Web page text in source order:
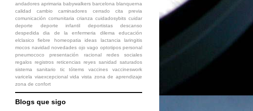
andadores aprimaria babywalkers barcelona blanquerna
calidad
cambio caminadores cerrado
cita previa
comunicación comunitaria crianza cuidadosybits cuidar
deporte
deporte infantil deportistas
descanso
despedida
dia de la enfermeria dilema
educación
elclasico
fiebre homeopatia ideas lactancia
laringitis
mocos navidad novedades ojo vago optotipos personal
pneumococo
presentación racional
redes sociales
regalos registros reticencias reyes sanidad
saturados
sistema sanitario
tic tótems vaccines
vaccineswork
varicela viaexcepcional vida vista zona de aprendizaje
zona de confort
Blogs que sigo